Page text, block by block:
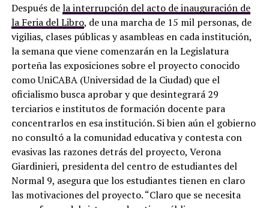
Después dela interrupción del acto de inauguración de
la Feria del Libro, de una marcha de 15 mil personas, de
vigilias, clases públicas y asambleas en cada institución,
la semana que viene comenzarán en la Legislatura
porteña las exposiciones sobre el proyecto conocido
como UniCABA (Universidad de la Ciudad) que el
oficialismo busca aprobar y que desintegrará 29
terciarios e institutos de formación docente para
concentrarlos en esa institución. Si bien aún el gobierno
no consultó a la comunidad educativa y contesta con
evasivas las razones detrás del proyecto, Verona
Giardinieri, presidenta del centro de estudiantes del
Normal 9, asegura que los estudiantes tienen en claro
las motivaciones del proyecto. “Claro que se necesita